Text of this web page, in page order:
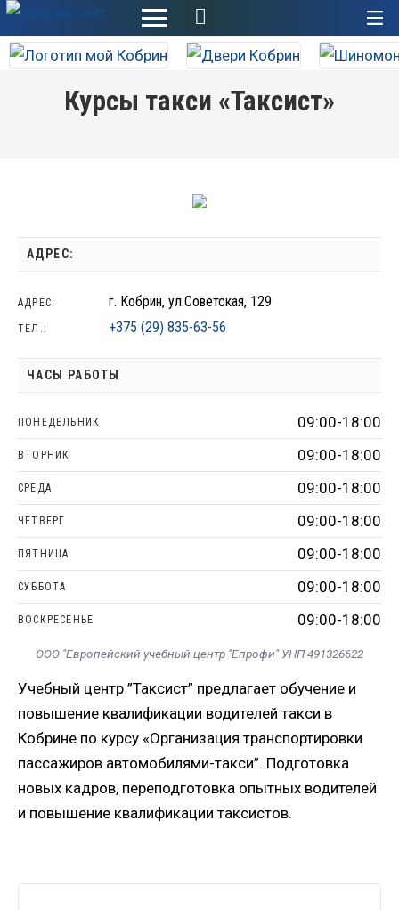
Курсы такси «Таксист»
АДРЕС:
АДРЕС: г. Кобрин, ул.Советская, 129
ТЕЛ.: +375 (29) 835-63-56
ЧАСЫ РАБОТЫ
ПОНЕДЕЛЬНИК 09:00-18:00
ВТОРНИК 09:00-18:00
СРЕДА 09:00-18:00
ЧЕТВЕРГ 09:00-18:00
ПЯТНИЦА 09:00-18:00
СУББОТА 09:00-18:00
ВОСКРЕСЕНЬЕ 09:00-18:00
ООО "Европейский учебный центр "Епрофи" УНП 491326622
Учебный центр ”Таксист” предлагает обучение и
повышение квалификации водителей такси в
Кобрине по курсу «Организация транспортировки
пассажиров автомобилями-такси”. Подготовка
новых кадров, переподготовка опытных водителей
и повышение квалификации таксистов.